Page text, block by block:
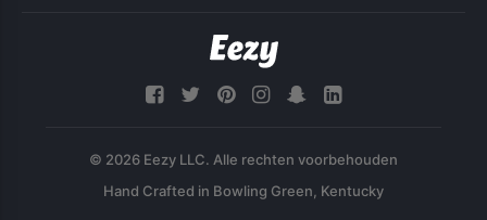
© 2026 Eezy LLC. Alle rechten voorbehouden